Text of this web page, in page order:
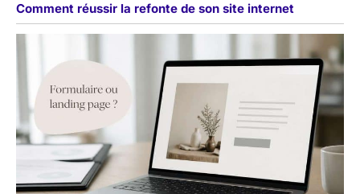
Comment réussir la refonte de son site internet